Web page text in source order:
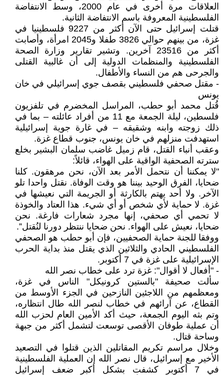
العلاقات مرة أخرى في عام 2000، وسط الانتفاضة
الفلسطينية المعروفة باسم الانتفاضة الثانية.
قتلت إسرائيل حتى الآن أكثر من 9227 فلسطينيا في
غزة، من بينهم حوالي 3826 طفلا و2045 امرأة، وأصابت
أكثر من 23516 آخرين. وتشير تقارير وزارة الصحة
الفلسطينية والمنظمات الدولية إلى أن غالبية القتلى
والجرحى هم من النساء والأطفال.
- مقتل صحفي فلسطيني بقصف جوي إسرائيلي في خان
يونس
قُتل محمد أبو حطب، المراسل المخضرم في تلفزيون
فلسطين، ليلة الجمعة مع 11 من أفراد عائلته – بما في
ذلك زوجته وابنه وشقيقه – في غارة جوية إسرائيلية
استهدفت منزلهم في خان يونس، جنوب قطاع غزة.
وعقب أنباء القتل، قام زميل غاضب سلمان البشير بخلع
سترته الصحفية الواقية على الهواء، قائلاً:
"لا يمكننا أن نتحمل الأمر بعد الآن، نحن مرهقون. كلنا
ضحايا، الفرق الوحيد بيننا هو وقت الوفاة. نقتل واحدا تلو
الآخر. ولا أحد يهتم بالكارثة أو الجريمة التي نعيشها في
غزة. لا حماية لأي شخص أو أي شيء. هذا العتاد والخوذة
لا تحمي أي صحفي، إنها مجرد شعارات فارغة. نحن
ضحايا، نعيش على الهواء. نحن ضحايا ننتظر دورنا لنُقتل”.
ووفقا للجنة حماية الصحفيين، فإن أبو حطب هو الصحفي
الفلسطيني الحادي والثلاثين الذي يقتل منذ بداية الحرب
الإسرائيلية على غزة في 7 أكتوبر.
- "أفعال لا أقوال": غزة ترد على خطاب نصر الله
سألت صحيفة "بالستين كرونيكل" الناس في غزة،
ومعظمهم من اللاجئين النازحين في الجزء الأوسط من
القطاع، عن آرائهم في خطاب لنصر الله طال انتظاره،
وتم بثه اليوم الجمعة، حيث أكد الأمين العام لحزب الله
أن عملية طوفان الأقصى توسعت لتشمل أكثر من جبهة
وساحة قتال.
وخلال مراسم تكريم المقاتلين الذين قتلوا في التصعيد
الأخير مع إسرائيل، قال نصر الله إن العملية الفلسطينية
في 7 أكتوبر كشفت بشكل أكبر ضعف إسرائيل